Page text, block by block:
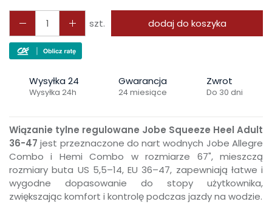
szt. dodaj do koszyka
Wysyłka 24
Wysyłka 24h
Gwarancja
24 miesiące
Zwrot
Do 30 dni
Wiązanie tylne regulowane Jobe Squeeze Heel Adult
36-47 jest przeznaczone do nart wodnych Jobe Allegre
Combo i Hemi Combo w rozmiarze 67", mieszczą
rozmiary buta US 5,5–14, EU 36–47, zapewniają łatwe i
wygodne dopasowanie do stopy użytkownika,
zwiększając komfort i kontrolę podczas jazdy na wodzie.